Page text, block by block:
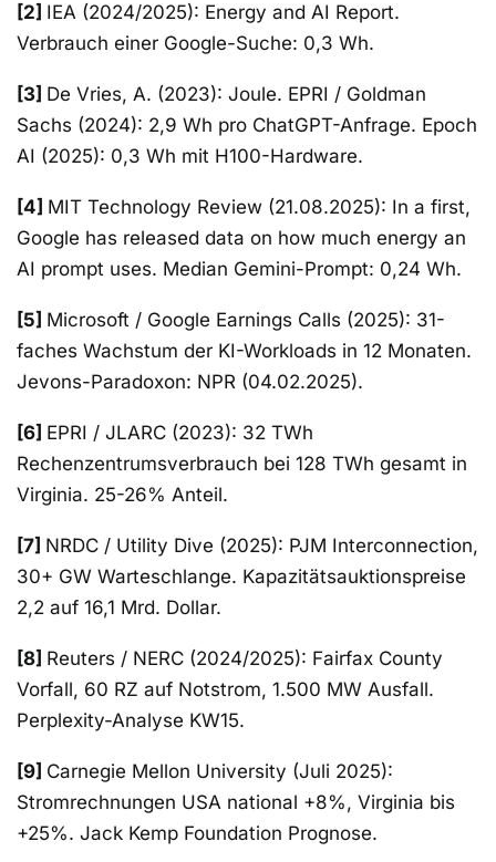
[2] IEA (2024/2025): Energy and AI Report.
Verbrauch einer Google-Suche: 0,3 Wh.
[3] De Vries, A. (2023): Joule. EPRI / Goldman
Sachs (2024): 2,9 Wh pro ChatGPT-Anfrage. Epoch
AI (2025): 0,3 Wh mit H100-Hardware.
[4] MIT Technology Review (21.08.2025): In a first,
Google has released data on how much energy an
AI prompt uses. Median Gemini-Prompt: 0,24 Wh.
[5] Microsoft / Google Earnings Calls (2025): 31-
faches Wachstum der KI-Workloads in 12 Monaten.
Jevons-Paradoxon: NPR (04.02.2025).
[6] EPRI / JLARC (2023): 32 TWh
Rechenzentrumsverbrauch bei 128 TWh gesamt in
Virginia. 25-26% Anteil.
[7] NRDC / Utility Dive (2025): PJM Interconnection,
30+ GW Warteschlange. Kapazitätsauktionspreise
2,2 auf 16,1 Mrd. Dollar.
[8] Reuters / NERC (2024/2025): Fairfax County
Vorfall, 60 RZ auf Notstrom, 1.500 MW Ausfall.
Perplexity-Analyse KW15.
[9] Carnegie Mellon University (Juli 2025):
Stromrechnungen USA national +8%, Virginia bis
+25%. Jack Kemp Foundation Prognose.